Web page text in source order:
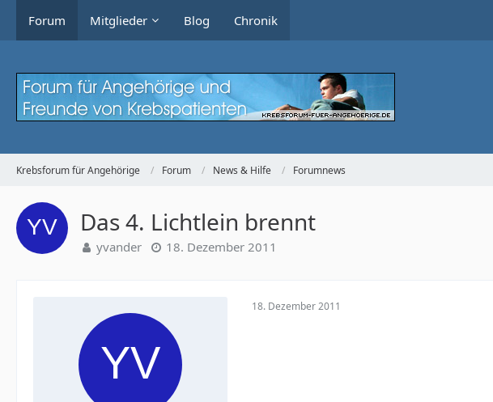
Forum Mitglieder Blog Chronik
Krebsforum für Angehörige Forum News & Hilfe Forumnews
Das 4. Lichtlein brennt
yvander 18. Dezember 2011
18. Dezember 2011